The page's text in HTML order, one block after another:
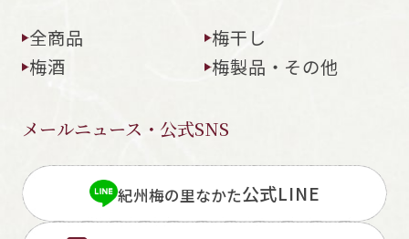
全商品
梅干し
梅酒
梅製品・その他
メールニュース・公式SNS
紀州梅の里なかた公式LINE